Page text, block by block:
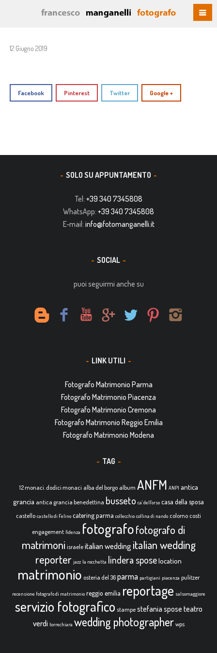
12 Giugno 2019
Facebook Pinterest Twitter Google +
SOLO SU APPUNTAMENTO
Tel: +39 340 7345808
WhatsApp: +39 340 7345808
E-mail: info@fotomanganelli.it
SOCIAL
puoi seguirmi anche su
LINK UTILI
Fotografo Matrimonio Parma
Fotografo Matrimonio Piacenza
Fotografo Matrimonio Cremona
Fotografo Matrimonio Reggio Emilia
Fotografo Matrimonio Modena
TAG
12 monaci. dodici monaci alba del borgo album ANFM ANPI antica
grancia antica grancia benedettina busseto ca' dell'orso casa della sposa
castello castello di Felino catering parma collecchio collina di nando colorno costi
engagement fidenza fotografofotografo di
matrimoni israele italian wedding italian wedding
reporter jazz la rocchetta lindera sposelocation
matrimonio osteria del 36parma partigiani piacenza pulitzer
recensione fotografo di matrimonio reggio emilia reportage salsomaggiore
servizio fotografico stampe stefania spose teatro
verdi torrechiara wedding photographer wps